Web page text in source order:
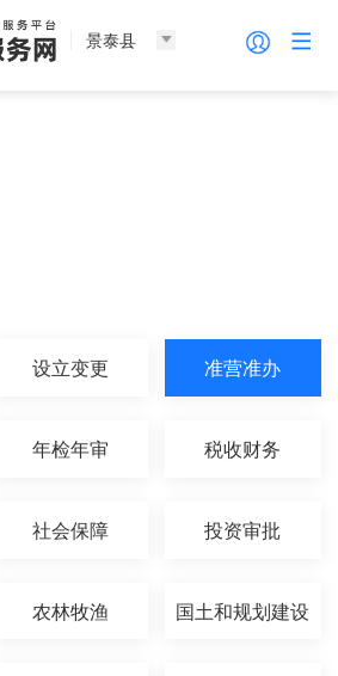
景泰县
设立变更 准营准办
年检年审 税收财务
社会保障 投资审批
农林牧渔 国土和规划建设